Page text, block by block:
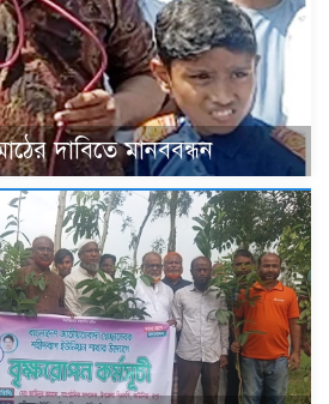
দাবিতে মানববন্ধন